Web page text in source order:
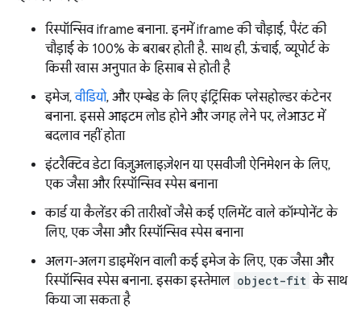
रिस्पॉन्सिव iframe बनाना. इनमें iframe की चौड़ाई, पैरंट की
चौड़ाई के 100% के बराबर होती है. साथ ही, ऊंचाई, व्यूपोर्ट के
किसी खास अनुपात के हिसाब से होती है
इमेज,वीडियो, और एम्बेड के लिए इंट्रिंसिक प्लेसहोल्डर कंटेनर
बनाना. इससे आइटम लोड होने और जगह लेने पर, लेआउट में
बदलाव नहीं होता
इंटरैक्टिव डेटा विज़ुअलाइज़ेशन या एसवीजी ऐनिमेशन के लिए,
एक जैसा और रिस्पॉन्सिव स्पेस बनाना
कार्ड या कैलेंडर की तारीखों जैसे कई एलिमेंट वाले कॉम्पोनेंट के
लिए, एक जैसा और रिस्पॉन्सिव स्पेस बनाना
अलग-अलग डाइमेंशन वाली कई इमेज के लिए, एक जैसा और
रिस्पॉन्सिव स्पेस बनाना. इसका इस्तेमाल object-fit के साथ
किया जा सकता है